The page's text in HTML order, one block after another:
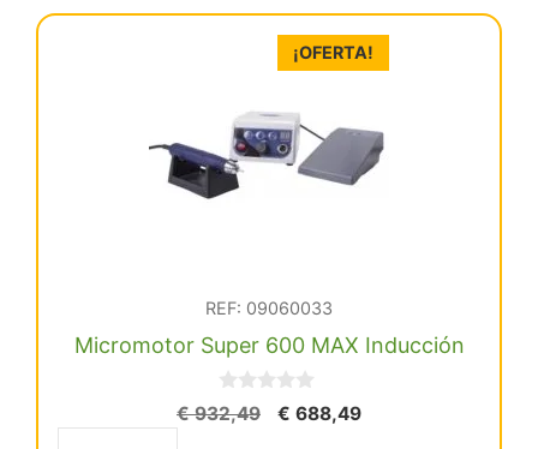
Bloque
Zirconia
(Nw0)
¡OFERTA!
REF: 09060033
Micromotor Super 600 MAX Inducción
0
d
€932,49
El
€ 688,49El